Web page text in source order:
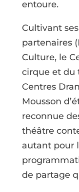
entoure.
Cultivant
partenaires
Culture, le
cirque et du
Centres
Mousson
reconnue
théâtre
autant pour
de partage